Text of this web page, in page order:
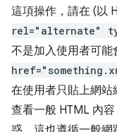
這項操作，請在 (以
rel="alternate"
不是加入使用者可能
在使用者只貼上網
查看一般 HTML 內